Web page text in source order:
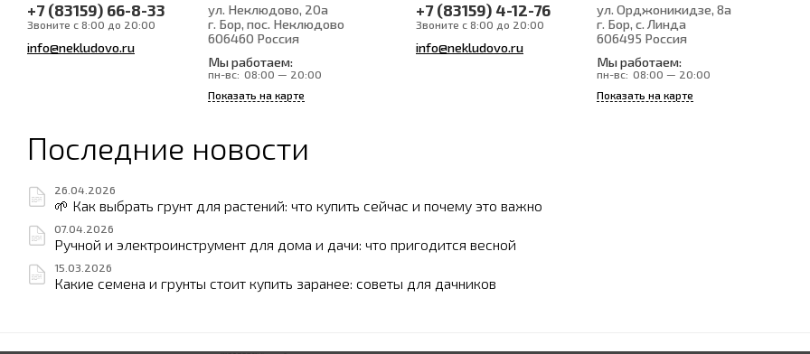
+7 (83159) 66-8-33
Звоните с 8:00 до 20:00
info@nekludovo.ru
ул. Неклюдово, 20а
г. Бор, пос. Неклюдово
606460 Россия
Мы работаем:
пн-вс: 08:00 — 20:00
Показать на карте
+7 (83159) 4-12-76
Звоните с 8:00 до 20:00
info@nekludovo.ru
ул. Орджоникидзе, 8а
г. Бор, с. Линда
606495 Россия
Мы работаем:
пн-вс: 08:00 — 20:00
Показать на карте
Последние новости
26.04.2026
🌱 Как выбрать грунт для растений: что купить сейчас и почему это важно
07.04.2026
Ручной и электроинструмент для дома и дачи: что пригодится весной
15.03.2026
Какие семена и грунты стоит купить заранее: советы для дачников